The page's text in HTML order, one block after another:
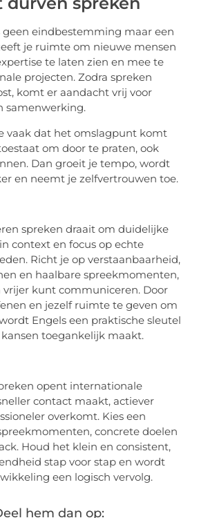
geen eindbestemming maar een
je ruimte om nieuwe mensen
te laten zien en mee te
projecten. Zodra spreken
komt er aandacht vrij voor
samenwerking.
vaak dat het omslagpunt komt
om door te praten, ook
Dan groeit je tempo, wordt
en neemt je zelfvertrouwen toe.
spreken draait om duidelijke
context en focus op echte
Richt je op verstaanbaarheid,
en haalbare spreekmomenten,
vrijer kunt communiceren. Door
en jezelf ruimte te geven om
Engels een praktische sleutel
toegankelijk maakt.
opent internationale
contact maakt, actiever
overkomt. Kies een
concrete doelen
Houd het klein en consistent,
stap voor stap en wordt
een logisch vervolg.
hem dan op: